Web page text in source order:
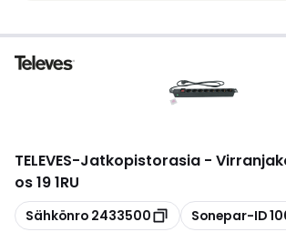
TELEVES-Jatkopistorasia -
os 19 1RU
Kopioi
Sähkönro 2433500 Kopioi
Sonepar-ID